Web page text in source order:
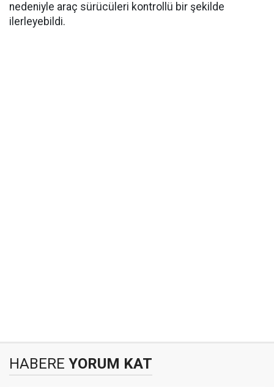
nedeniyle araç sürücüleri kontrollü bir şekilde
ilerleyebildi.
HABERE YORUM KAT